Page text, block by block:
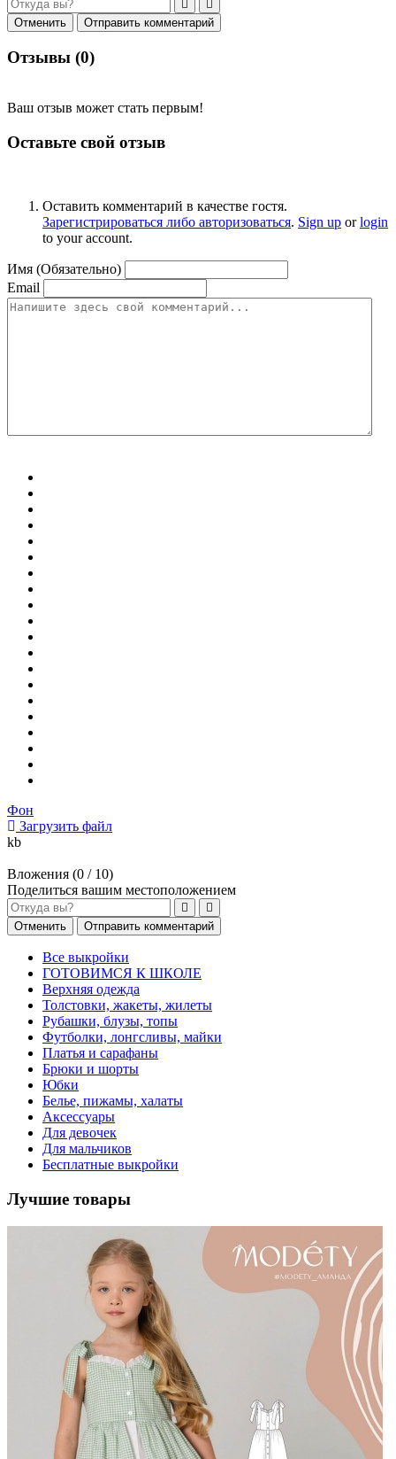
Отменить Отправить комментарий
Отзывы (0)
Ваш отзыв может стать первым!
Оставьте свой отзыв
Оставить комментарий в качестве гостя.
Зарегистрироваться либо авторизоваться. Sign up orlogin
to your account.
Имя (Обязательно)
Email
Фон
Загрузить файл
kb
Вложения (0 / 10)
Поделиться вашим местоположением
Отменить Отправить комментарий
Все выкройки
ГОТОВИМСЯ К ШКОЛЕ
Верхняя одежда
Толстовки, жакеты, жилеты
Рубашки, блузы, топы
Футболки, лонгсливы, майки
Платья и сарафаны
Брюки и шорты
Юбки
Белье, пижамы, халаты
Аксессуары
Для девочек
Для мальчиков
Бесплатные выкройки
Лучшие товары